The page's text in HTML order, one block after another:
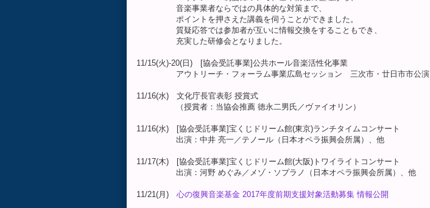
音楽事業者ならではの具体的な対策まで、
ポイントを押さえた講義を伺うことができました。
質疑応答では参加者が互いに情報交換をすることもでき、
充実した研修会となりました。
11/15(火)-20(日) [協会受託事業]公共ホール音楽活性化事業
アウトリーチ・フォーラム事業広島セッション 三次市・廿日市市公演
11/16(水) 文化庁長官表彰 授賞式
（授賞者：当協会推薦 徳永二男氏／ヴァイオリン）
11/16(水) [協会受託事業]宝くじドリーム館(東京)ランチタイムコンサート
出演：中井 亮一／テノール（日本オペラ振興会所属）、他
11/17(木) [協会受託事業]宝くじドリーム館(大阪)トワイライトコンサート
出演：河野 めぐみ／メゾ・ソプラノ（日本オペラ振興会所属）、他
11/21(月) 心の復興音楽基金 2017年度前期支援対象活動募集 情報公開